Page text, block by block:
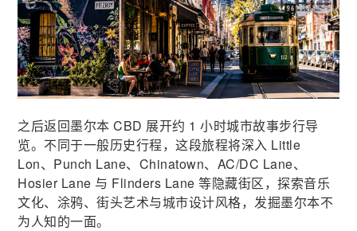
之后返回墨尔本 CBD 展开约 1 小时城市故事步行导
览。不同于一般历史行程，这段旅程将深入 Little
Lon、Punch Lane、Chinatown、AC/DC Lane、
Hosier Lane 与 Flinders Lane 等隐藏街区，探索音乐
文化、涂鸦、街头艺术与城市设计风格，发掘墨尔本不
为人知的一面。